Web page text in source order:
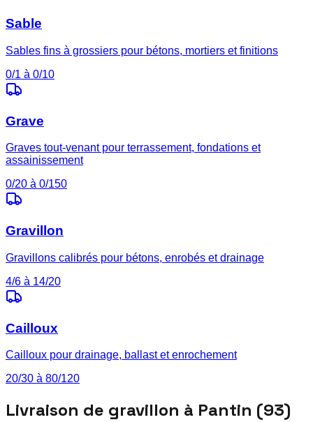
Sable
Sables fins à grossiers pour bétons, mortiers et finitions
0/1 à 0/10
Grave
Graves tout-venant pour terrassement, fondations et
assainissement
0/20 à 0/150
Gravillon
Gravillons calibrés pour bétons, enrobés et drainage
4/6 à 14/20
Cailloux
Cailloux pour drainage, ballast et enrochement
20/30 à 80/120
Livraison de gravillon à Pantin (93)